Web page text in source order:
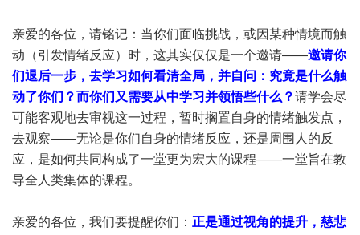
亲爱的各位，请铭记：当你们面临挑战，或因某种情境而触
动（引发情绪反应）时，这其实仅仅是一个邀请——邀请你
们退后一步，去学习如何看清全局，并自问：究竟是什么触
动了你们？而你们又需要从中学习并领悟些什么？请学会尽
可能客观地去审视这一过程，暂时搁置自身的情绪触发点，
去观察——无论是你们自身的情绪反应，还是周围人的反
应，是如何共同构成了一堂更为宏大的课程——一堂旨在教
导全人类集体的课程。
亲爱的各位，我们要提醒你们： 正是通过视角的提升，慈悲